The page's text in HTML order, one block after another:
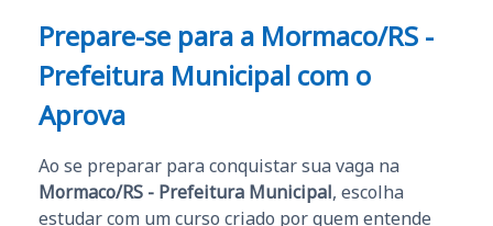
Prepare-se para a Mormaco/RS -
Prefeitura Municipal com o
Aprova
Ao se preparar para conquistar sua vaga na
Mormaco/RS - Prefeitura Municipal, escolha
estudar com um curso criado por quem entende